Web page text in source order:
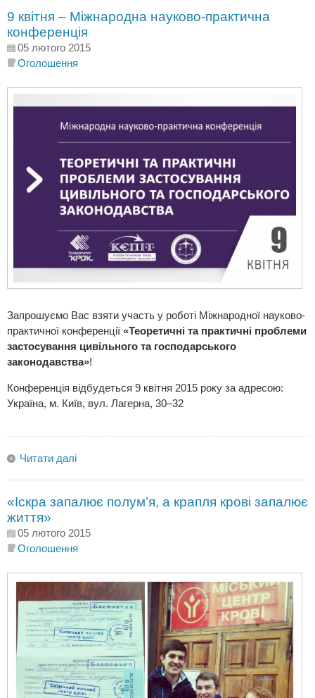
9 квітня – Міжнародна науково-практична
конференція
05 лютого 2015
Оголошення
Запрошуємо Вас взяти участь у роботі Міжнародної науково-
практичної конференції «Теоретичні та практичні проблеми
застосування цивільного та господарського
законодавства»!
Конференція відбудеться 9 квітня 2015 року за адресою:
Україна, м. Київ, вул. Лагерна, 30–32
Читати далі
«Іскра запалює полум’я, а крапля крові запалює
життя»
05 лютого 2015
Оголошення